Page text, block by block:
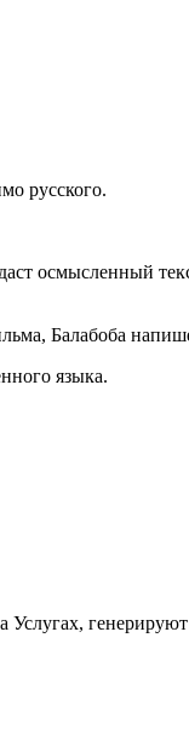
русского.
осмысленный
Балабоба
языка.